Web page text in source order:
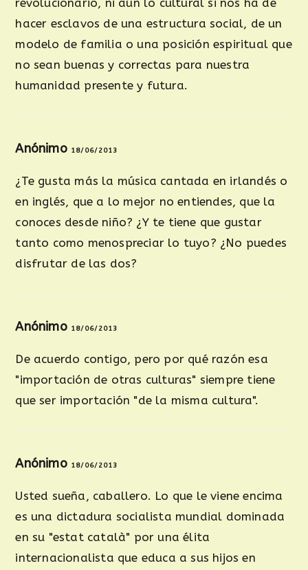
hacer esclavos de una estructura social, de un
modelo de familia o una posición espiritual que
no sean buenas y correctas para nuestra
humanidad presente y futura.
Anónimo 18/06/2013
¿Te gusta más la música cantada en irlandés o
en inglés, que a lo mejor no entiendes, que la
conoces desde niño? ¿Y te tiene que gustar
tanto como menospreciar lo tuyo? ¿No puedes
disfrutar de las dos?
Anónimo 18/06/2013
De acuerdo contigo, pero por qué razón esa
"importación de otras culturas" siempre tiene
que ser importación "de la misma cultura".
Anónimo 18/06/2013
Usted sueña, caballero. Lo que le viene encima
es una dictadura socialista mundial dominada
en su "estat català" por una élita
internacionalista que educa a sus hijos en